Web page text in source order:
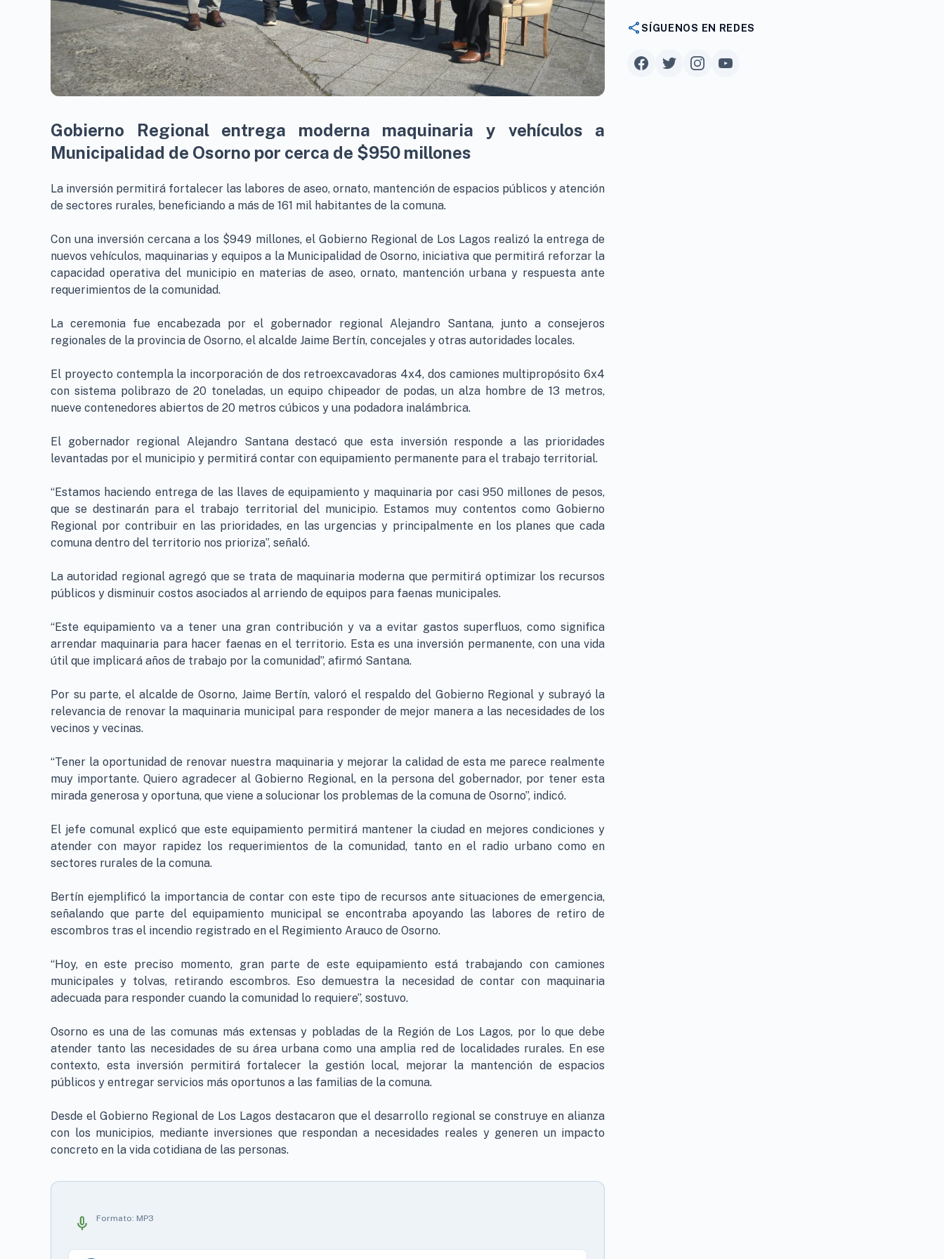
Gobierno Regional entrega moderna maquinaria y vehículos a
Municipalidad de Osorno por cerca de $950 millones
La inversión permitirá fortalecer las labores de aseo, ornato, mantención de espacios públicos y atención
de sectores rurales, beneficiando a más de 161 mil habitantes de la comuna.
Con una inversión cercana a los $949 millones, el Gobierno Regional de Los Lagos realizó la entrega de
nuevos vehículos, maquinarias y equipos a la Municipalidad de Osorno, iniciativa que permitirá reforzar la
capacidad operativa del municipio en materias de aseo, ornato, mantención urbana y respuesta ante
requerimientos de la comunidad.
La ceremonia fue encabezada por el gobernador regional Alejandro Santana, junto a consejeros
regionales de la provincia de Osorno, el alcalde Jaime Bertín, concejales y otras autoridades locales.
El proyecto contempla la incorporación de dos retroexcavadoras 4x4, dos camiones multipropósito 6x4
con sistema polibrazo de 20 toneladas, un equipo chipeador de podas, un alza hombre de 13 metros,
nueve contenedores abiertos de 20 metros cúbicos y una podadora inalámbrica.
El gobernador regional Alejandro Santana destacó que esta inversión responde a las prioridades
levantadas por el municipio y permitirá contar con equipamiento permanente para el trabajo territorial.
“Estamos haciendo entrega de las llaves de equipamiento y maquinaria por casi 950 millones de pesos,
que se destinarán para el trabajo territorial del municipio. Estamos muy contentos como Gobierno
Regional por contribuir en las prioridades, en las urgencias y principalmente en los planes que cada
comuna dentro del territorio nos prioriza”, señaló.
La autoridad regional agregó que se trata de maquinaria moderna que permitirá optimizar los recursos
públicos y disminuir costos asociados al arriendo de equipos para faenas municipales.
“Este equipamiento va a tener una gran contribución y va a evitar gastos superfluos, como significa
arrendar maquinaria para hacer faenas en el territorio. Esta es una inversión permanente, con una vida
útil que implicará años de trabajo por la comunidad”, afirmó Santana.
Por su parte, el alcalde de Osorno, Jaime Bertín, valoró el respaldo del Gobierno Regional y subrayó la
relevancia de renovar la maquinaria municipal para responder de mejor manera a las necesidades de los
vecinos y vecinas.
“Tener la oportunidad de renovar nuestra maquinaria y mejorar la calidad de esta me parece realmente
muy importante. Quiero agradecer al Gobierno Regional, en la persona del gobernador, por tener esta
mirada generosa y oportuna, que viene a solucionar los problemas de la comuna de Osorno”, indicó.
El jefe comunal explicó que este equipamiento permitirá mantener la ciudad en mejores condiciones y
atender con mayor rapidez los requerimientos de la comunidad, tanto en el radio urbano como en
sectores rurales de la comuna.
Bertín ejemplificó la importancia de contar con este tipo de recursos ante situaciones de emergencia,
señalando que parte del equipamiento municipal se encontraba apoyando las labores de retiro de
escombros tras el incendio registrado en el Regimiento Arauco de Osorno.
“Hoy, en este preciso momento, gran parte de este equipamiento está trabajando con camiones
municipales y tolvas, retirando escombros. Eso demuestra la necesidad de contar con maquinaria
adecuada para responder cuando la comunidad lo requiere”, sostuvo.
Osorno es una de las comunas más extensas y pobladas de la Región de Los Lagos, por lo que debe
atender tanto las necesidades de su área urbana como una amplia red de localidades rurales. En ese
contexto, esta inversión permitirá fortalecer la gestión local, mejorar la mantención de espacios
públicos y entregar servicios más oportunos a las familias de la comuna.
Desde el Gobierno Regional de Los Lagos destacaron que el desarrollo regional se construye en alianza
con los municipios, mediante inversiones que respondan a necesidades reales y generen un impacto
concreto en la vida cotidiana de las personas.
mic Formato: MP3
shareSÍGUENOS EN REDES